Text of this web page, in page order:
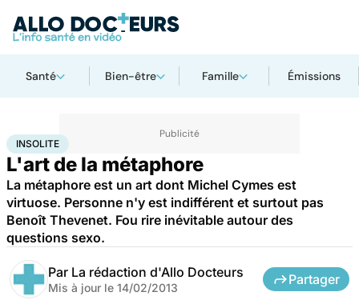
Santé Bien-être Famille Émissions
AccueilSanté
INSOLITE
L'art de la métaphore
La métaphore est un art dont Michel Cymes est
virtuose. Personne n'y est indifférent et surtout pas
Benoît Thevenet. Fou rire inévitable autour des
questions sexo.
Par La rédaction d'Allo Docteurs
Mis à jour le 14/02/2013
Partager